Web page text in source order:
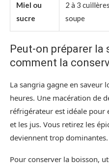
Miel ou
sucre
2 à 3
soupe
Peut-on préparer la
comment la
La sangria gagne en saveur
heures. Une macération de
réfrigérateur est idéale pour
et les jus. Vous retirez les
deviennent trop dominantes.
Pour conserver la boisson,